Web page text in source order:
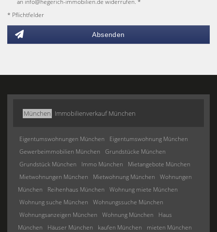
an info@hegerich-immobilien.de widerrufen. *
* Pflichtfelder
Absenden
München Immobilienverkauf München
Eigentumswohnungen München
Eigentumswohnung München
Gewerbeimmobilien München
Grundstücke München
Grundstück München
Immo München
Mietangebote München
Mietwohnungen München
Mietwohnung München
Wohnungen
München
Reihenhaus München
Wohnung miete München
Wohnung suche München
Wohnungssuche München
Wohnungsanzeigen München
Wohnung München
Haus
München
Häuser München kaufen München
mieten München